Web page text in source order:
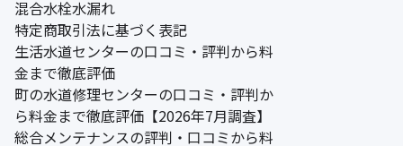
混合水栓水漏れ
特定商取引法に基づく表記
生活水道センターの口コミ・評判から料
金まで徹底評価
町の水道修理センターの口コミ・評判か
ら料金まで徹底評価【2026年7月調査】
総合メンテナンスの評判・口コミから料